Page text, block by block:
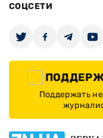
СОЦСЕТИ
Поддержать